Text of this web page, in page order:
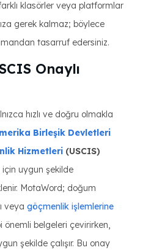
klasörler veya platformlar
gerek kalmaz; böylece
tasarruf edersiniz.
Onaylı
hızlı ve doğru olmakla
Birleşik Devletleri
Hizmetleri (USCIS)
uygun şekilde
MotaWord; doğum
veya göçmenlik işlemlerine
önemli belgeleri çevirirken,
şekilde çalışır. Bu onay